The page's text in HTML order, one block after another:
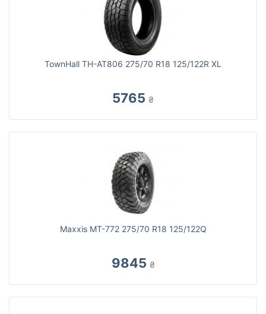
TownHall TH-AT806 275/70 R18 125/122R XL
5765 ₴
Maxxis MT-772 275/70 R18 125/122Q
9845 ₴